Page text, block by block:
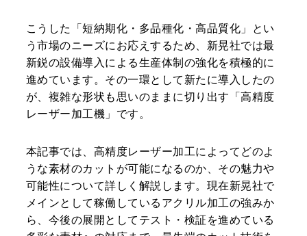
こうした「短納期化・多品種化・高品質化」とい
う市場のニーズにお応えするため、新晃社では最
新鋭の設備導入による生産体制の強化を積極的に
進めています。その一環として新たに導入したの
が、複雑な形状も思いのままに切り出す「高精度
レーザー加工機」です。
本記事では、高精度レーザー加工によってどのよ
うな素材のカットが可能になるのか、その魅力や
可能性について詳しく解説します。現在新晃社で
メインとして稼働しているアクリル加工の強みか
ら、今後の展開としてテスト・検証を進めている